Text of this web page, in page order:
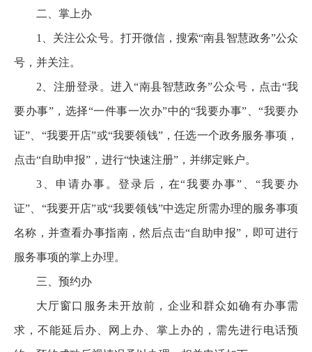
二、掌上办
1、关注公众号。打开微信，搜索“南县智慧政务”公众
号，并关注。
2、注册登录。进入“南县智慧政务”公众号，点击“我
要办事”，选择“一件事一次办”中的“我要办事”、“我要办
证”、“我要开店”或“我要领钱”，任选一个政务服务事项，
点击“自助申报”，进行“快速注册”，并绑定账户。
3、申请办事。登录后，在“我要办事”、“我要办
证”、“我要开店”或“我要领钱”中选定所需办理的服务事项
名称，并查看办事指南，然后点击“自助申报”，即可进行
服务事项的掌上办理。
三、预约办
大厅窗口服务未开放前，企业和群众如确有办事需
求，不能延后办、网上办、掌上办的，需先进行电话预